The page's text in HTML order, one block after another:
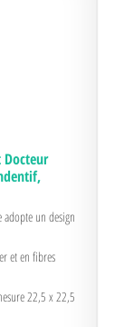
Docteur
adopte un design
et en fibres
22,5 x 22,5